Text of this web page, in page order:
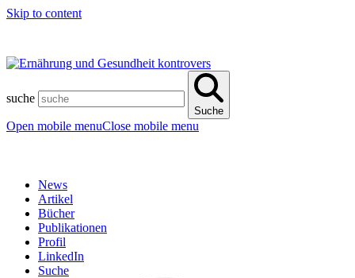
Skip to content
suche
Suche
Open mobile menuClose mobile menu
News
Artikel
Bücher
Publikationen
Profil
LinkedIn
Suche